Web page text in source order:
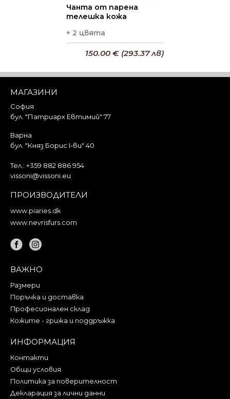
Чанта от парена
телешка кожа
+ 2 цвята
150.00 € (293.37 лв)
МАГАЗИНИ
София
бул. "Патриарх Евтимий" 77
Варна
бул. "Княз Борис I-ви" 40
Тел.: +359 882 886 954
vissoni@vissoni.eu
ПРОИЗВОДИТЕЛИ
www.piaries.dk
www.nevrisfurs.com
ВАЖНО
Размери
Поръчка и доставка
Професионален склад
Кожите - грижа и поддръжка
ИНФОРМАЦИЯ
Контакти
Общи условия
Политика за поверителност
Декларация за лични данни